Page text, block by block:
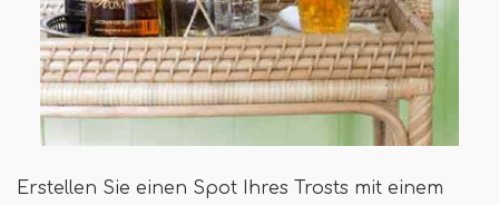
Erstellen Sie einen Spot Ihres Trosts mit einem